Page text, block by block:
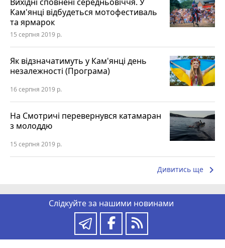
Кам'янці відбудеться мотофестиваль
та ярмарок
15 серпня 2019 р.
Як відзначатимуть у Кам'янці день
незалежності (Програма)
16 серпня 2019 р.
На Смотричі перевернувся катамаран
з молоддю
15 серпня 2019 р.
Дивитись ще keyboard_arrow_right
Слідкуйте за нашими новинами